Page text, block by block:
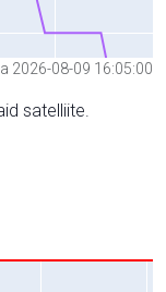
2026-08-09 16:05:00
satelliite.